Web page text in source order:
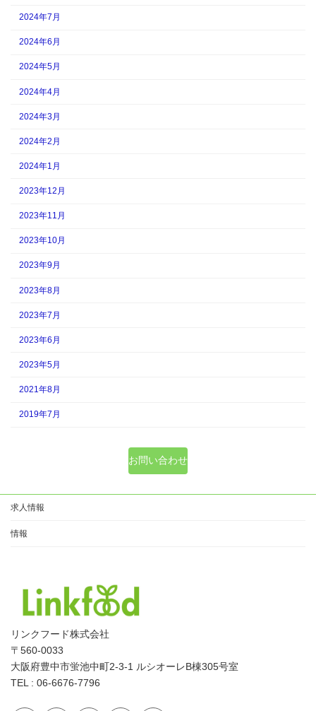
2024年7月
2024年6月
2024年5月
2024年4月
2024年3月
2024年2月
2024年1月
2023年12月
2023年11月
2023年10月
2023年9月
2023年8月
2023年7月
2023年6月
2023年5月
2021年8月
2019年7月
お問い合わせ
求人情報
情報
リンクフード株式会社
〒560-0033
大阪府豊中市蛍池中町2-3-1 ルシオーレB棟305号室
TEL : 06-6676-7796